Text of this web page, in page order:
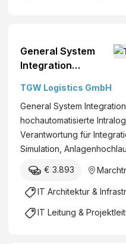
General System
Integration
TGW Logistics GmbH
General System
hochautomatisierte
Verantwortung für
Simulation,
€ 3.893
IT Architektur &
IT Leitung &